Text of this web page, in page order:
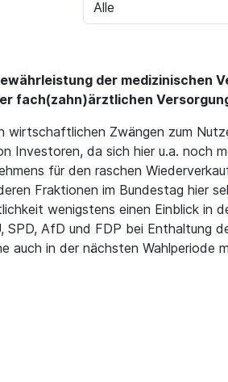
der medizinischen
fach(zahn)ärztlichen
wirtschaftlichen Zwängen zum
Investoren, da sich hier u.a. noch
für den raschen
Fraktionen im Bundestag hier
wenigstens einen Einblick in
AfD und FDP bei Enthaltung
auch in der nächsten Wahlperiode